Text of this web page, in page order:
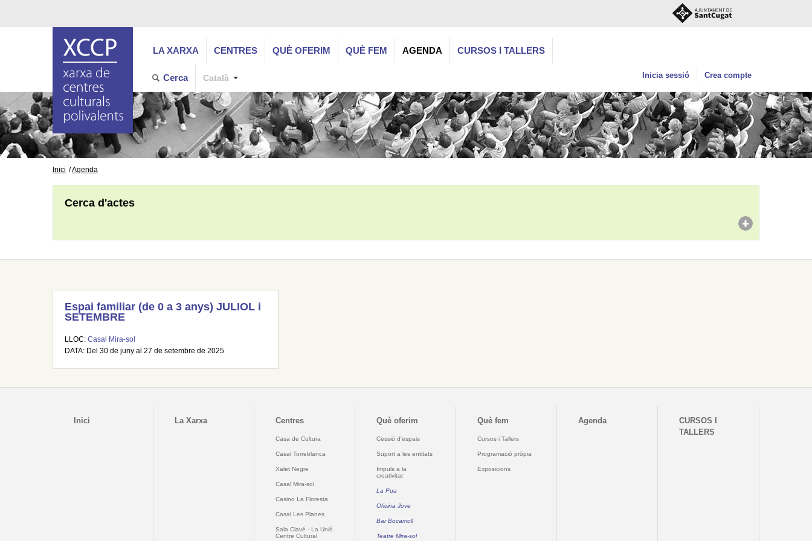
LA XARXA CENTRES QUÈ OFERIM QUÈ FEM AGENDA CURSOS I TALLERS
Cerca Català Inicia sessió Crea compte
Inici Agenda
Cerca d'actes
Espai familiar (de 0 a 3 anys) JULIOL i
SETEMBRE
LLOC: Casal Mira-sol
DATA: Del 30 de juny al 27 de setembre de 2025
Inici La Xarxa Centres
Casa de Cultura
Casal Torreblanca
Xalet Negre
Casal Mira-sol
Casino La Floresta
Casal Les Planes
Sala Clavé - La Unió
Centre Cultural
Què oferim
Cessió d'espais
Suport a les entitats
Impuls a la
creativitat
La Pua
Oficina Jove
Bar Bocamoll
Teatre Mira-sol
Què fem
Cursos i Tallers
Programació pròpia
Exposicions
Agenda
CURSOS I
TALLERS